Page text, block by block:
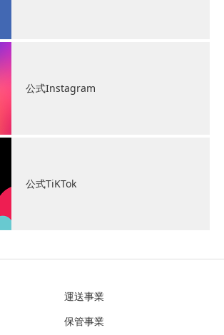
公式Instagram
公式TiKTok
運送事業
保管事業